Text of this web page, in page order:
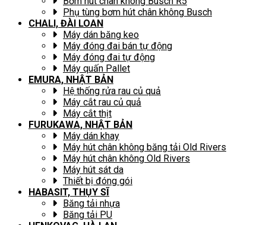
Phụ tùng bơm hút chân không Busch
CHALI, ĐÀI LOAN
Máy dán băng keo
Máy đóng đai bán tự động
Máy đóng đai tự động
Máy quấn Pallet
EMURA, NHẬT BẢN
Hệ thống rửa rau củ quả
Máy cắt rau củ quả
Máy cắt thịt
FURUKAWA, NHẬT BẢN
Máy dán khay
Máy hút chân không băng tải Old Rivers
Máy hút chân không Old Rivers
Máy hút sát da
Thiết bị đóng gói
HABASIT, THỤY SĨ
Băng tải nhựa
Băng tải PU